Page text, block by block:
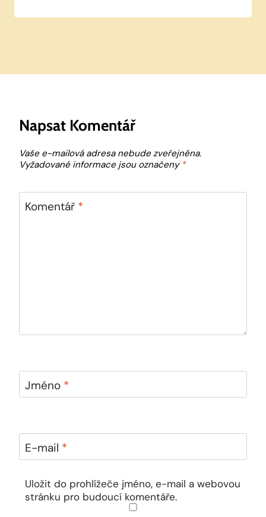
Napsat Komentář
Vaše e-mailová adresa nebude zveřejněna.
Vyžadované informace jsou označeny *
Komentář *
Jméno *
E-mail *
Uložit do prohlížeče jméno, e-mail a webovou
stránku pro budoucí komentáře.